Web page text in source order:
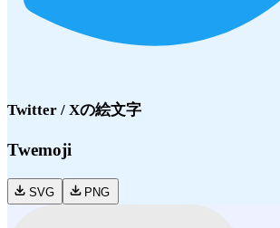
Twitter / Xの絵文字
Twemoji
SVG PNG